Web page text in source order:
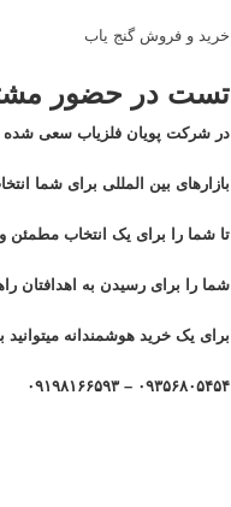
خرید و فروش گنج یاب
تست در حضور
در شرکت پویان فلزیاب سعی شده
بازار‌های بین المللی برای شما
تا شما را برای یک انتخاب
شما را برای رسیدن به اهدافتان
برای یک خرید هوشمندانه میتوانید
۰۹۳۵۶۸۰۵۴۵۴ – ۰۹۱۹۸۱۶۶۵۹۳